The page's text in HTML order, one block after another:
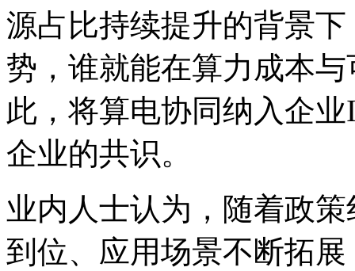
源占比持续提升的背景下
势，谁就能在算力成
此，将算电协同纳入企
企业的共识。
业内人士认为，随着政
到位、应用场景不断拓